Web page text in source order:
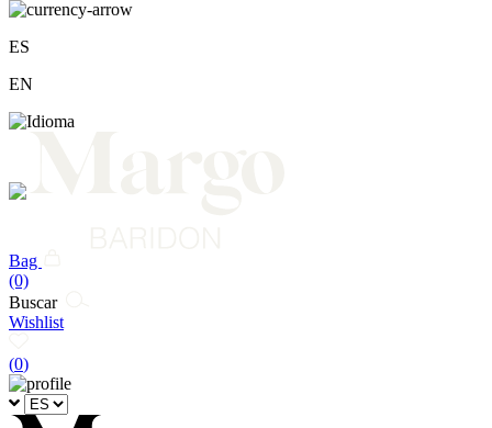
ES
EN
Bag
(0)
Buscar
Wishlist
(0)